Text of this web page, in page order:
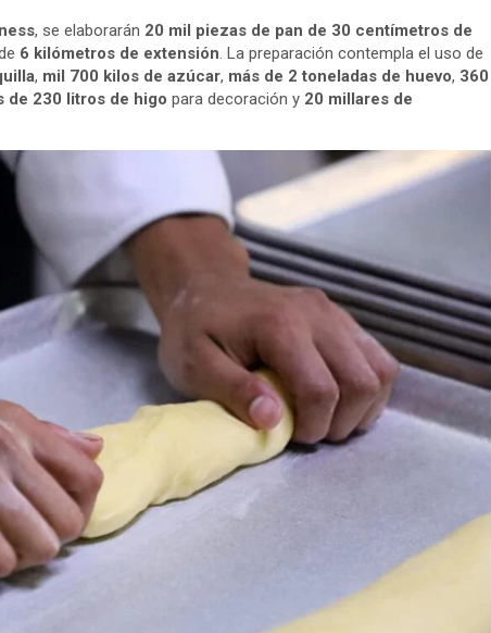
, se elaborarán 20 mil piezas de pan de 30 centímetros de
6 kilómetros de extensión. La preparación contempla el uso de
, mil 700 kilos de azúcar, más de 2 toneladas de huevo, 360
de 230 litros de higo para decoración y 20 millares de